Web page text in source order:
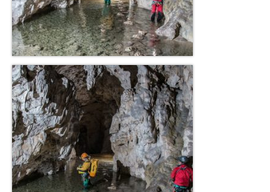
Topos
Accès Réglementés
Les accès réglementés spéléo
Les accès réglementés canyon
Galeries Photos
Galerie Classiques
Galerie Karsts